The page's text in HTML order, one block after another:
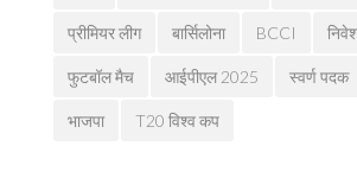
प्रीमियर लीग बार्सिलोना BCCI
फुटबॉल मैच आईपीएल 2025 स्वर्ण पदक
भाजपा T20 विश्व कप